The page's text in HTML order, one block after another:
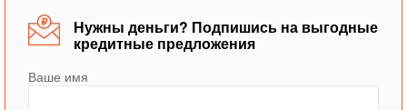
Нужны деньги? Подпишись на выгодные
кредитные предложения
Ваше имя